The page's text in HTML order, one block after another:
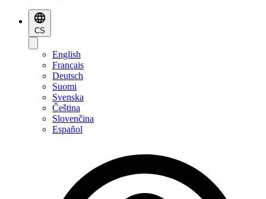
CS
English
Français
Deutsch
Suomi
Svenska
Čeština
Slovenčina
Español